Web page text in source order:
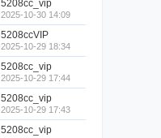
5208cc_vip
2025-10-30 14:09
5208ccVIP
2025-10-29 18:34
5208cc_vip
2025-10-29 17:44
5208cc_vip
2025-10-29 17:43
5208cc_vip